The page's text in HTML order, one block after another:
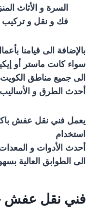
السرة و الأثاث
فك و نقل و
بالإضافة الى قيامنا
سواء كانت ماستر أو
الى جميع مناطق الكويت
أحدث الطرق و الأساليب
يعمل فني نقل عفش
استخدام
أحدث الأدوات و
الى الطوابق العالية
فني نقل عفش